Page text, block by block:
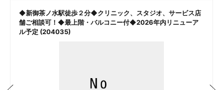
◆新御茶ノ水駅徒歩２分◆クリニック、スタジオ、サービス店
舗ご相談可！◆最上階・バルコニー付◆2026年内リニューア
ル予定 (204035)